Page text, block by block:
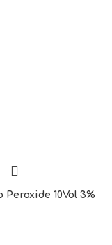
Peroxide 10Vol 3%